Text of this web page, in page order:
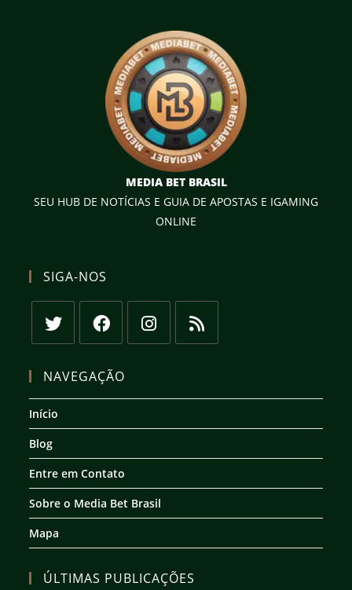
MEDIA BET BRASIL
SEU HUB DE NOTÍCIAS E GUIA DE APOSTAS E IGAMING
ONLINE
SIGA-NOS
em
nova
aba
em
aba
aba
aba
NAVEGAÇÃO
Início
Blog
Entre em Contato
Sobre o Media Bet Brasil
Mapa
ÚLTIMAS PUBLICAÇÕES